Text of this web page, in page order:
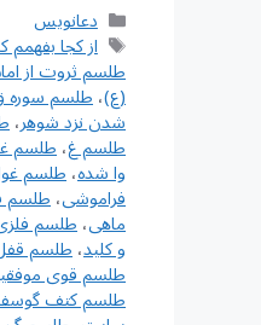
دسته‌ها
دعانویس
برچسب‌ها
از کجا
طلسم ثروت از
(ع)،طلسم
شدن نزد شوهر،
طلسم غ،طلسم
وا شده،طلسم
فراموشی،طلسم
ماهی،طلسم
و کلید،طلسم
طلسم قوی
طلسم کتف